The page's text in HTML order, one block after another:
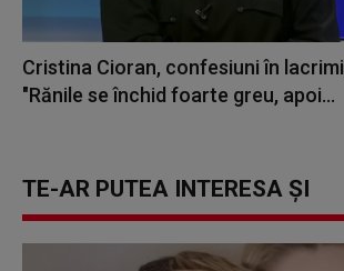
Cristina Cioran, confesiuni în
"Rănile se închid foarte greu, apoi...
TE-AR PUTEA INTERESA ȘI